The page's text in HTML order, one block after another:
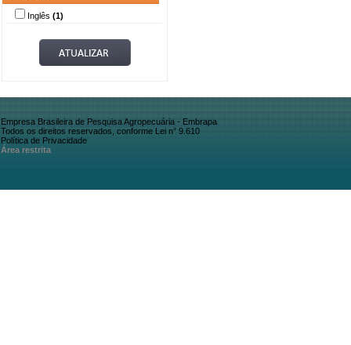
Inglês (1)
Empresa Brasileira de Pesquisa Agropecuária - Embrapa
Todos os direitos reservados, conforme Lei n° 9.610
Política de Privacidade
Área restrita